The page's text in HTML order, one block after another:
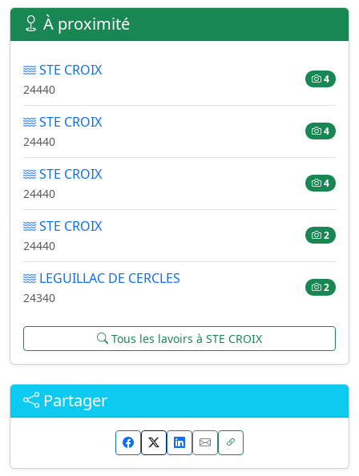
À proximité
STE CROIX
24440
4
STE CROIX
24440
4
STE CROIX
24440
4
STE CROIX
24440
2
LEGUILLAC DE CERCLES
24340
2
Tous les lavoirs à STE CROIX
Partager